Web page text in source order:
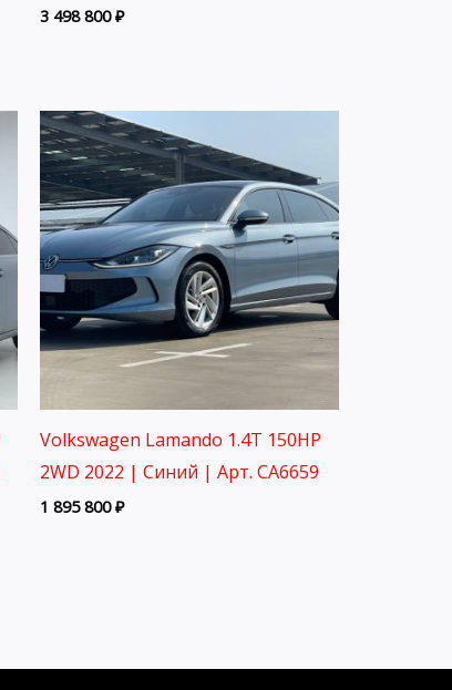
3 498 800₽
Volkswagen Lamando 1.4T 150HP
2WD 2022 | Синий | Арт. CA6659
1 895 800₽